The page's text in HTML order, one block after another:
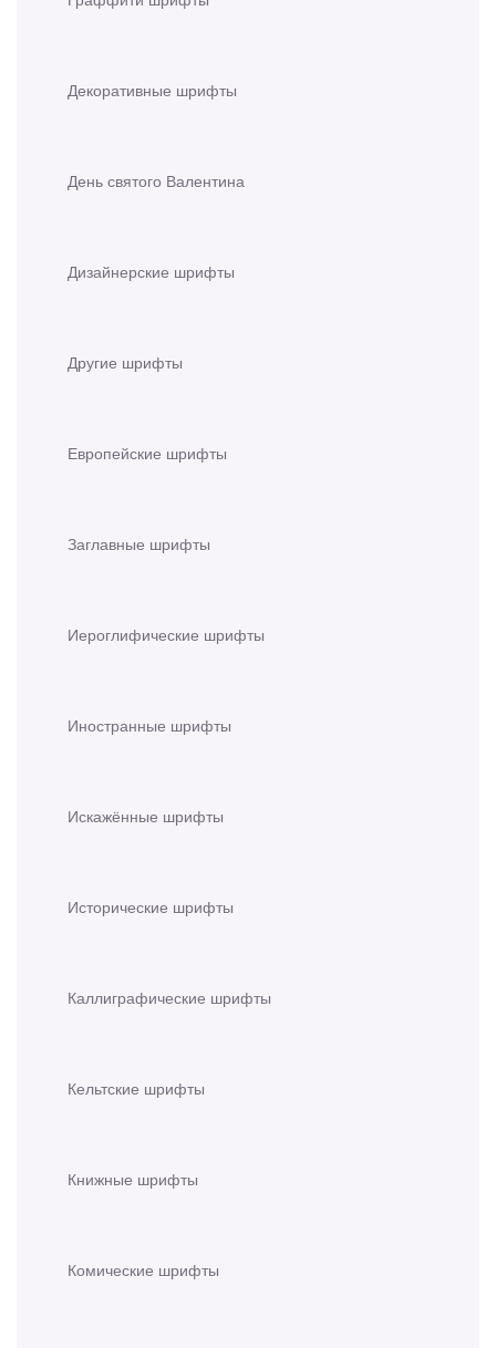
Декоративные шрифты
День святого Валентина
Дизайнерские шрифты
Другие шрифты
Европейские шрифты
Заглавные шрифты
Иероглифические шрифты
Иностранные шрифты
Искажённые шрифты
Исторические шрифты
Каллиграфические шрифты
Кельтские шрифты
Книжные шрифты
Комические шрифты